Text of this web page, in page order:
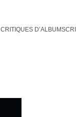
CRITIQUES D’ALBUMS